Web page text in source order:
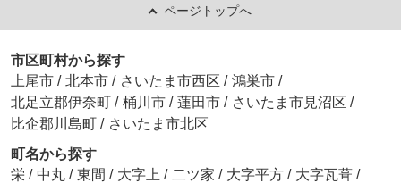
ページトップへ
市区町村から探す
上尾市 / 北本市 / さいたま市西区 / 鴻巣市 /
北足立郡伊奈町 / 桶川市 / 蓮田市 / さいたま市見沼区 /
比企郡川島町 / さいたま市北区
町名から探す
栄 / 中丸 / 東間 / 大字上 / 二ツ家 / 大字平方 / 大字瓦葺 /